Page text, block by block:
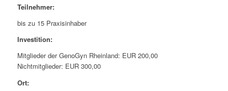
Teilnehmer:
bis zu 15 Praxisinhaber
Investition:
Mitglieder der GenoGyn Rheinland: EUR 200,00
Nichtmitglieder: EUR 300,00
Ort: